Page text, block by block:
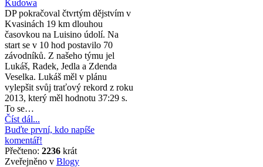
DP pokračoval čtvrtým dějstvím v
Kvasinách 19 km dlouhou
časovkou na Luisino údolí. Na
start se v 10 hod postavilo 70
závodníků. Z našeho týmu jel
Lukáš, Radek, Jedla a Zdenda
Veselka. Lukáš měl v plánu
vylepšit svůj traťový rekord z roku
2013, který měl hodnotu 37:29 s.
To se…
Číst dál...
Buďte první, kdo napíše
komentář!
Přečteno: 2236 krát
Zveřejněno v Blogy